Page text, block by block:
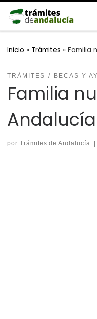
Saltar al contenido
Inicio » Trámites » Familia
TRÁMITES BECAS Y
Familia
Andalucía
por Trámites de Andalucía